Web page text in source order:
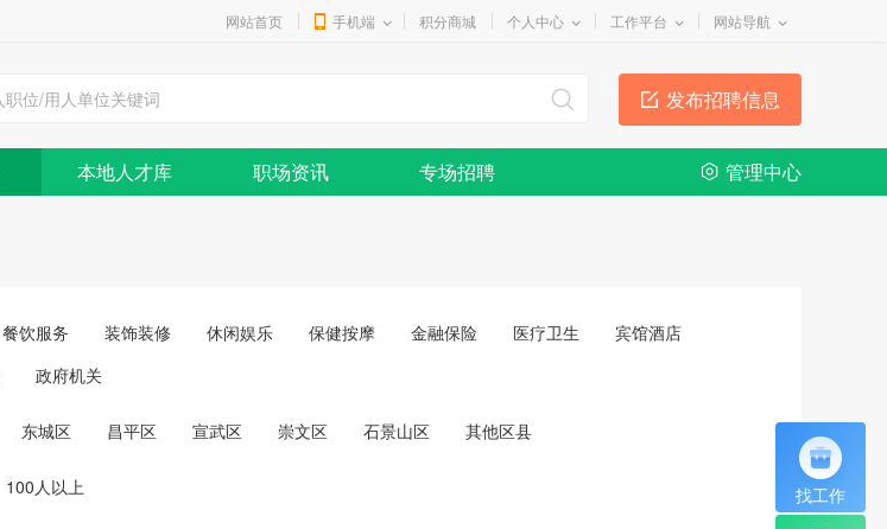
网站首页 手机端 积分商城 个人中心 工作平台 网站导航
发布招聘信息
本地人才库 职场资讯 专场招聘 管理中心
找工作
餐饮服务 装饰装修 休闲娱乐 保健按摩 金融保险 医疗卫生
宾馆酒店
政府机关
东城区 昌平区 宣武区 崇文区 石景山区 其他区县
100人以上